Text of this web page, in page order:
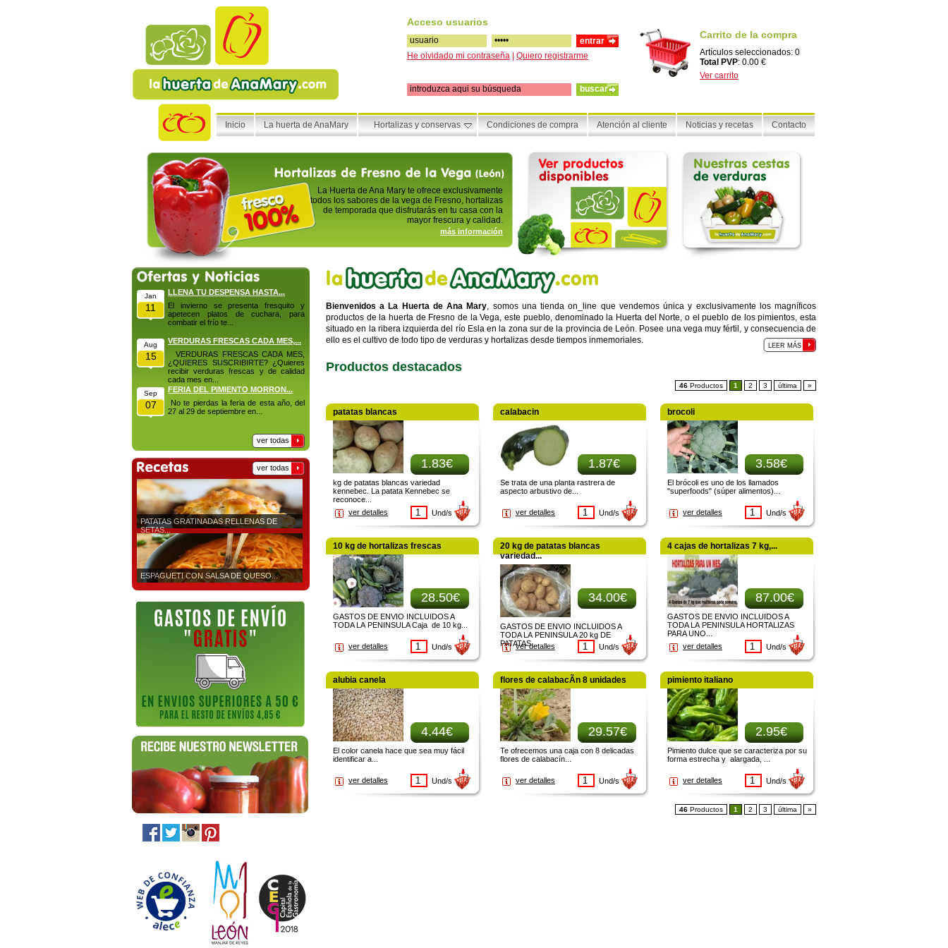
Acceso usuarios
He olvidado mi contraseña Quiero registrarme
Carrito de la compra
Artículos seleccionados: 0
Total PVP: 0.00 €
Ver carrito
buscar
Inicio La huerta de AnaMary Hortalizas y conservas Condiciones de compra Atención al cliente Noticias y recetas Contacto
La Huerta de Ana Mary te ofrece exclusivamente
todos los sabores de la vega de Fresno, hortalizas
de temporada que disfrutarás en tu casa con la
mayor frescura y calidad.
más información
Jan
11
LLENA TU DESPENSA HASTA...
El invierno se presenta fresquito y
apetecen platos de cuchara, para
combatir el frío te...
Aug
15
VERDURAS FRESCAS CADA MES,...
VERDURAS FRESCAS CADA MES,
¿QUIERES SUSCRIBIRTE? ¿Quieres
recibir verduras frescas y de calidad
cada mes en...
Sep
07
FERIA DEL PIMIENTO MORRON...
No te pierdas la feria de esta año, del
27 al 29 de septiembre en...
ver todas
ver todas
PATATAS GRATINADAS RELLENAS DE
SETAS...
ESPAGUETI CON SALSA DE QUESO...
Bienvenidos a La Huerta de Ana Mary, somos una tienda on_line que vendemos única y exclusivamente los magníficos
productos de la huerta de Fresno de la Vega, este pueblo, denominado la Huerta del Norte, o el pueblo de los pimientos, esta
situado en la ribera izquierda del río Esla en la zona sur de la provincia de León. Posee una vega muy fértil, y consecuencia de
ello es el cultivo de todo tipo de verduras
LEER MÁS
y hortalizas desde tiempos inmemoriales.
Productos destacados
46 Productos 1 2 3 última »
patatas blancas
1.83€
kg de patatas blancas variedad
kennebec. La patata Kennebec se
reconoce...
ver detalles
Und/s
calabacin
1.87€
Se trata de una planta rastrera de
aspecto arbustivo de...
ver detalles Und/s
brocoli
3.58€
El brócoli es uno de los llamados
"superfoods" (súper alimentos)...
ver detalles Und/s
10 kg de hortalizas frescas
28.50€
GASTOS DE ENVIO INCLUIDOS A
TODA LA PENINSULA Caja de 10 kg...
ver detalles Und/s
20 kg de patatas blancas
variedad...
34.00€
GASTOS DE ENVIO INCLUIDOS A
TODA LA PENINSULA 20 kg DE
PATATAS...
ver detalles Und/s
4 cajas de hortalizas 7 kg,...
87.00€
GASTOS DE ENVIO INCLUIDOS A
TODA LA PENINSULA HORTALIZAS
PARA UNO...
ver detalles
Und/s
alubia canela
4.44€
El color canela hace que sea muy fácil
identificar a...
ver detalles Und/s
flores de calabacÃ­n 8 unidades
29.57€
Te ofrecemos una caja con 8 delicadas
flores de calabacín...
ver detalles Und/s
pimiento italiano
2.95€
Pimiento dulce que se caracteriza por su
forma estrecha y alargada, ...
ver detalles Und/s
46 Productos 1 2 3 última »